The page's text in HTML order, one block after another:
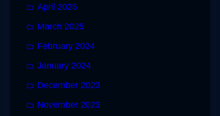
April 2025
March 2025
February 2024
January 2024
December 2023
November 2023